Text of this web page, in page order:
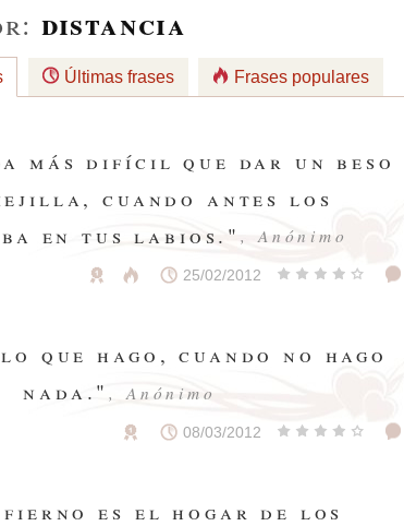
distancia
Últimas frases Frases populares
más difícil que dar un beso
cuando antes los
en tus labios.", Anónimo
25/02/2012
que hago, cuando no hago
nada.", Anónimo
08/03/2012
es el hogar de los